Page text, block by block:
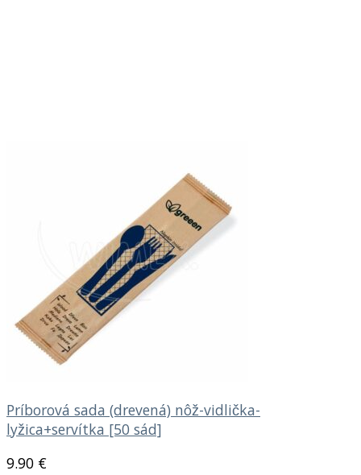
Príborová sada (drevená) nôž-vidlička-
lyžica+servítka [50 sád]
9.90 €